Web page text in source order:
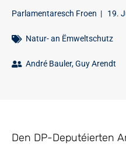
Parlamentaresch Froen | 19.
Natur- an Ëmweltschutz
André Bauler,Guy Arendt
Den DP-Deputéierten